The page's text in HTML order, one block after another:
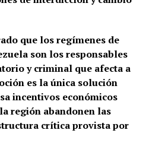
que los regímenes de
son los responsables
y criminal que afecta a
es la única solución
incentivos económicos
región abandonen las
crítica provista por